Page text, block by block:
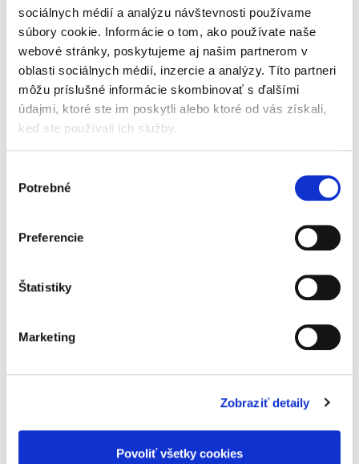
sociálnych médií a analýzu návštevnosti používame
súbory cookie. Informácie o tom, ako používate naše
webové stránky, poskytujeme aj našim partnerom v
oblasti sociálnych médií, inzercie a analýzy. Títo partneri
môžu príslušné informácie skombinovať s ďalšími
údajmi, ktoré ste im poskytli alebo ktoré od vás získali,
keď ste používali ich služby.
súhlasu
Potrebné
Preferencie
Štatistiky
Marketing
Zobraziť detaily
Povoliť všetky cookies
novelizácii v roku 2017 predstavuje prvé
ucelené spracovanie tejto problematiky v
oblasti insolvenčného...
Trestné činy
15,24 €
ktoré získal štúdiom a výskumom, môžu byť
podnetné pre legislatívne zmeny, ako aj pre
oblasti posudzovania...
odňatia slobody a